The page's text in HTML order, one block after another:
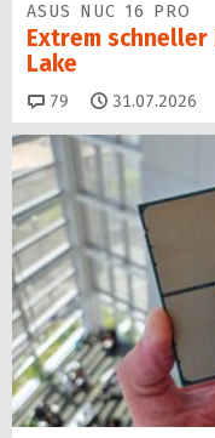
ASUS NUC 16 PRO
Extrem
Lake
79 Kommentare
31.07.2026